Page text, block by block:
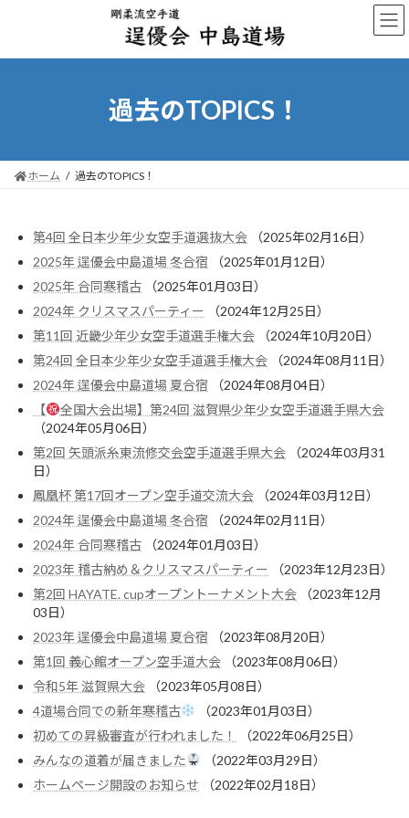
ン
ー
過去のTOPICS！
ホーム 過去のTOPICS！
第4回 全日本少年少女空手道選抜大会
（2025年02月16日）
2025年 逞優会中島道場 冬合宿
（2025年01月12日）
2025年 合同寒稽古
（2025年01月03日）
2024年 クリスマスパーティー
（2024年12月25日）
第11回 近畿少年少女空手道選手権大会
（2024年10月20日）
第24回 全日本少年少女空手道選手権大会
（2024年08月11日）
2024年 逞優会中島道場 夏合宿
（2024年08月04日）
【
全国大会出場】第24回 滋賀県少年少女空手道選手県大会
（2024年05月06日）
第2回 矢頭派糸東流修交会空手道選手県大会
（2024年03月31
日）
鳳凰杯 第17回オープン空手道交流大会
（2024年03月12日）
2024年 逞優会中島道場 冬合宿
（2024年02月11日）
2024年 合同寒稽古
（2024年01月03日）
2023年 稽古納め＆クリスマスパーティー
（2023年12月23日）
第2回 HAYATE. cupオープントーナメント大会
（2023年12月
03日）
2023年 逞優会中島道場 夏合宿
（2023年08月20日）
第1回 義心館オープン空手道大会
（2023年08月06日）
令和5年 滋賀県大会
（2023年05月08日）
4道場合同での新年寒稽古
（2023年01月03日）
初めての昇級審査が行われました！
（2022年06月25日）
みんなの道着が届きました
（2022年03月29日）
ホームページ開設のお知らせ
（2022年02月18日）